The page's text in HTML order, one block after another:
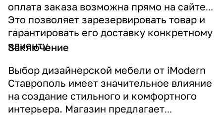
оплата заказа возможна прямо на сайте.
Это позволяет зарезервировать товар и
гарантировать его доставку конкретному
клиенту.
Заключение
Выбор дизайнерской мебели от iModern
Ставрополь имеет значительное влияние
на создание стильного и комфортного
интерьера. Магазин предлагает